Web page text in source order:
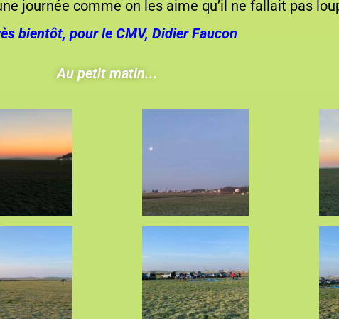
journée comme on les aime qu’il ne fallait pas
bientôt, pour le CMV, Didier Faucon
Au petit matin...